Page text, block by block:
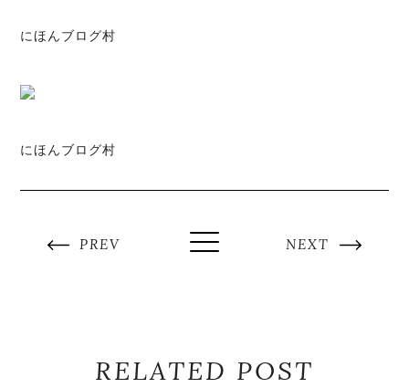
にほんブログ村
にほんブログ村
PREV NEXT
RELATED POST